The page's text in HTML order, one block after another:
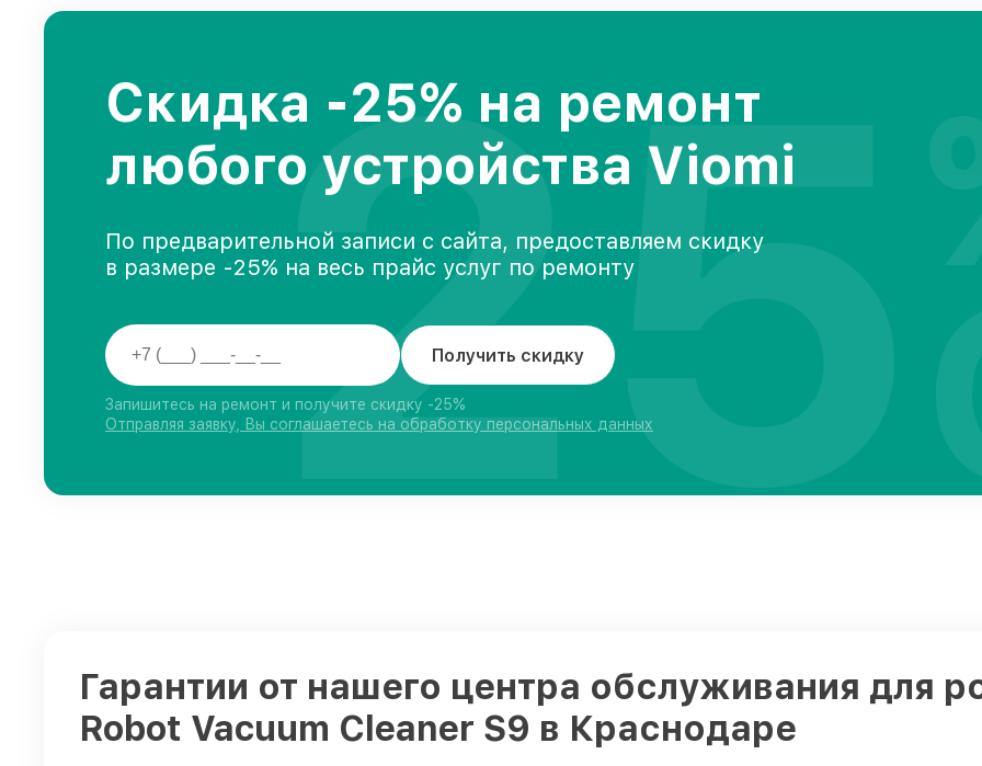
Скидка -25% на ремонт
любого устройства Viomi
По предварительной записи с сайта, предоставляем скидку
в размере -25% на весь прайс услуг по ремонту
Получить скидку
Запишитесь на ремонт и получите скидку -25%
Отправляя заявку, Вы соглашаетесь на обработку персональных данных
25
Гарантии от нашего центра обслуживания для
Robot Vacuum Cleaner S9 в Краснодаре